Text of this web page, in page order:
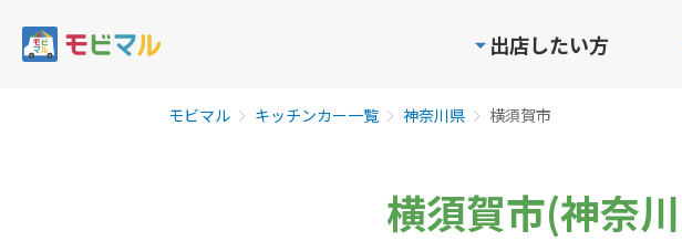
出店したい方
モビマル キッチンカー一覧 神奈川県 横須賀市
横須賀市(神奈